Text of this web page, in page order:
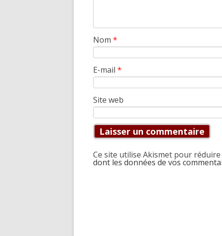
Nom *
E-mail *
Site web
Ce site utilise Akismet pour
dont les données de vos